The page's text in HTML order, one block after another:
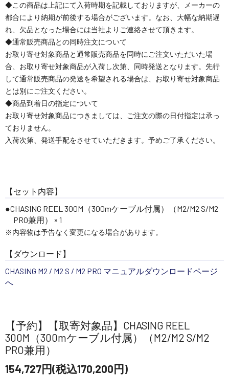
◆この商品は上記にて入荷時期を記載しておりますが、メーカーの
都合により納期が前後する場合がございます。なお、大幅な納期遅
れ、欠品となった場合には当社よりご連絡させて頂きます。
◆通常販売商品との同時注文について
お取り寄せ対象商品と通常販売商品を同時にご注文いただいた場
合、お取り寄せ対象商品が入荷し次第、同時発送となります。先行
して通常販売商品の発送を希望される場合は、お取り寄せ対象商品
とは別にご注文ください。
◆商品到着日の指定について
お取り寄せ対象商品につきましては、ご注文の際の日付指定は承っ
ておりません。
入荷次第、発送手配をさせていただきます。予めご了承ください。
【セット内容】
CHASING REEL 300M（300mケーブル付属）（M2/M2 S/M2
PRO兼用） × 1
※内容物は予告なく変更になる場合があります。
【ダウンロード】
CHASING M2 / M2 S / M2 PRO マニュアルダウンロードページ
へ
【予約】【取寄対象品】CHASING REEL
300M（300mケーブル付属）（M2/M2 S/M2
PRO兼用）
154,727円(税込170,200円)